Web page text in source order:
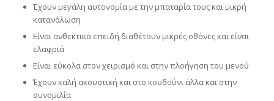
Έχουν μεγάλη αυτονομία με την μπαταρία τους και μικρή
κατανάλωση
Είναι ανθεκτικά επειδή διαθέτουν μικρές οθόνες και είναι
ελαφριά
Είναι εύκολα στον χειρισμό και στην πλοήγηση του μενού
Έχουν καλή ακουστική και στο κουδούνι άλλα και στην
συνομιλία